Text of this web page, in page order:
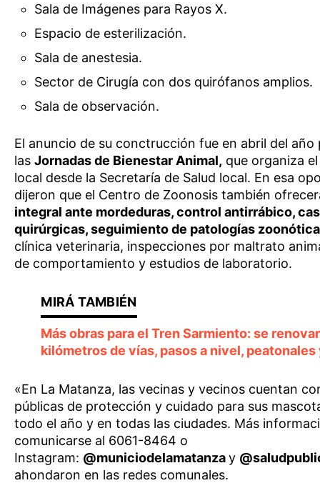
Sala de Imágenes para Rayos X.
Espacio de esterilización.
Sala de anestesia.
Sector de Cirugía con dos quirófanos amplios.
Sala de observación.
El anuncio de su conctrucción fue en abril del año
las Jornadas de Bienestar Animal, que organiza
local desde la Secretaría de Salud local. En esa
dijeron que el Centro de Zoonosis también
integral ante mordeduras, control antirrábico,
quirúrgicas, seguimiento de patologías
clínica veterinaria, inspecciones por maltrato
de comportamiento y estudios de laboratorio.
Más obras para el Tren Sarmiento: se
kilómetros de vías, pasos a nivel,
«En La Matanza, las vecinas y vecinos cuentan
públicas de protección y cuidado para sus
todo el año y en todas las ciudades. Más
comunicarse al 6061-8464 o
Instagram: @municiodelamatanzay
ahondaron en las redes comunales.